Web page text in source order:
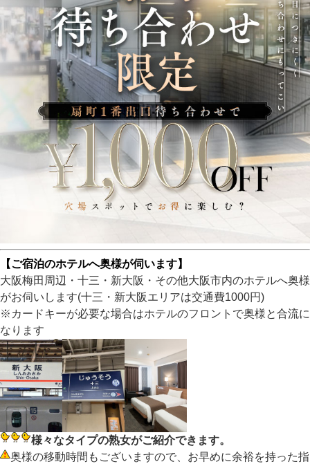
【ご宿泊のホテルへ奥様が伺います】
大阪梅田周辺・十三・新大阪・その他大阪市内のホテルへ奥様
がお伺いします(十三・新大阪エリアは交通費1000円)
※カードキーが必要な場合はホテルのフロントで奥様と合流に
なります
様々なタイプの熟女がご紹介できます。
奥様の移動時間もございますので、お早めに余裕を持った指